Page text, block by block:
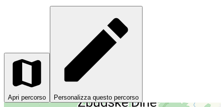
Apri percorso Personalizza questo percorso